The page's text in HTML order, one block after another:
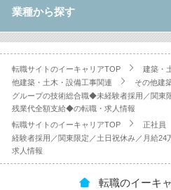
業種から探す
転職サイトのイーキャリアTOP 建築・
他建築・土木・設備工事関連
その他建
グループの技術総合職◆未経験者採用／関東
残業代全額支給◆の転職・求人情報
転職サイトのイーキャリアTOP
正社員
経験者採用／関東限定／土日祝休み／月給
求人情報
転職のイーキ